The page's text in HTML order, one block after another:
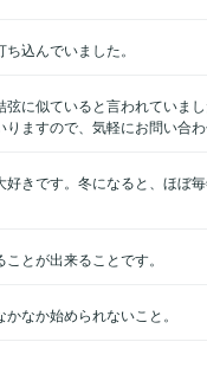
込んでいました。
弦に似ていると言われていま
ますので、気軽にお問い合わ
きです。冬になると、ほぼ
とが出来ることです。
なか始められないこと。